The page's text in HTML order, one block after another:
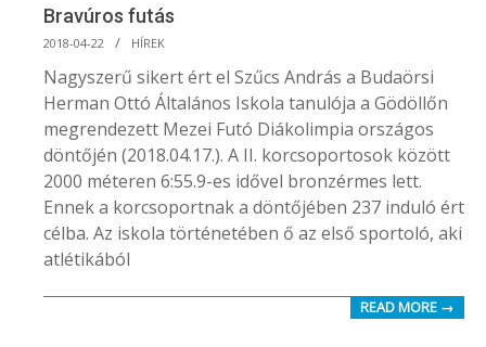
Bravúros futás
2018-
04-
22
2018-04-22 HÍREK
Nagyszerű sikert ért el Szűcs András a Budaörsi
Herman Ottó Általános Iskola tanulója a Gödöllőn
megrendezett Mezei Futó Diákolimpia országos
döntőjén (2018.04.17.). A II. korcsoportosok között
2000 méteren 6:55.9-es idővel bronzérmes lett.
Ennek a korcsoportnak a döntőjében 237 induló ért
célba. Az iskola történetében ő az első sportoló, aki
atlétikából
READ MORE →